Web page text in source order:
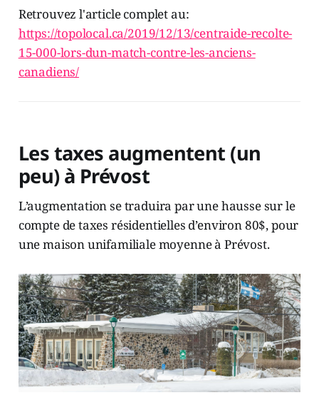
Retrouvez l'article complet au:
https://topolocal.ca/2019/12/13/centraide-recolte-
15-000-lors-dun-match-contre-les-anciens-
canadiens/
Les taxes augmentent (un
peu) à Prévost
L’augmentation se traduira par une hausse sur le
compte de taxes résidentielles d’environ 80$, pour
une maison unifamiliale moyenne à Prévost.